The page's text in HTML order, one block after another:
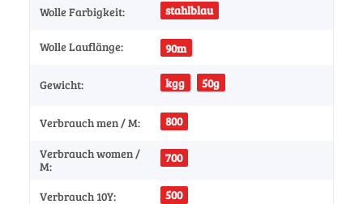
Wolle Farbigkeit: stahlblau
Wolle Lauflänge: 90m
Gewicht: kgg 50g
Verbrauch men / M: 800
Verbrauch women /
M:
700
Verbrauch 10Y: 500